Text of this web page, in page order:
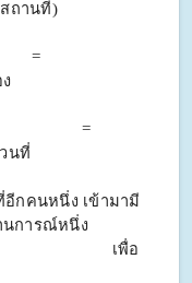
านที่)
=
นที่
in
นหนึ่ง เข้ามามี
นการณ์หนึ่ง
เพื่อ